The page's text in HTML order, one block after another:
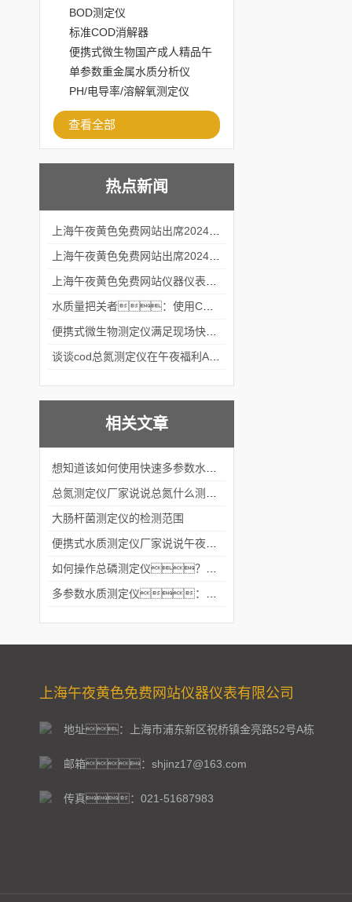
BOD测定仪
标准COD消解器
便携式微生物国产成人精品午
夜福利APP
单参数重金属水质分析仪
PH/电导率/溶解氧测定仪
查看全部
热点新闻
相关文章
大肠杆菌测定仪的检测范围
上海午夜黄色免费网站仪器仪表有限公司
地址：上海市浦东新区祝桥镇金亮路52号A栋
邮箱：shjinz17@163.com
传真：021-51687983